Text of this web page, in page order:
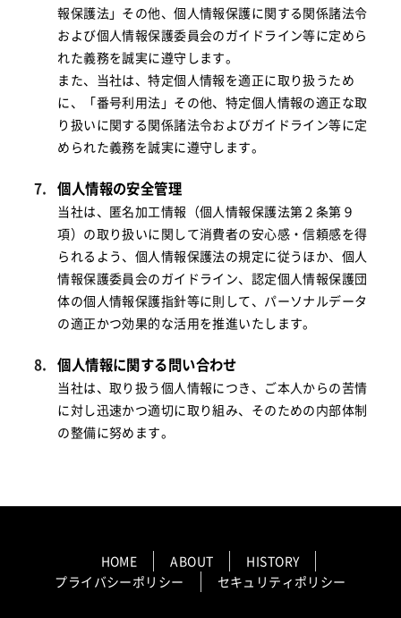
報保護法」その他、個人情報保護に関する関係諸法令
および個人情報保護委員会のガイドライン等に定めら
れた義務を誠実に遵守します。
また、当社は、特定個人情報を適正に取り扱うため
に、「番号利用法」その他、特定個人情報の適正な取
り扱いに関する関係諸法令およびガイドライン等に定
められた義務を誠実に遵守します。
個人情報の安全管理
当社は、匿名加工情報（個人情報保護法第２条第９
項）の取り扱いに関して消費者の安心感・信頼感を得
られるよう、個人情報保護法の規定に従うほか、個人
情報保護委員会のガイドライン、認定個人情報保護団
体の個人情報保護指針等に則して、パーソナルデータ
の適正かつ効果的な活用を推進いたします。
個人情報に関する問い合わせ
当社は、取り扱う個人情報につき、ご本人からの苦情
に対し迅速かつ適切に取り組み、そのための内部体制
の整備に努めます。
HOME ABOUT
HISTORY
プライバシーポリシー
セキュリティポリシー